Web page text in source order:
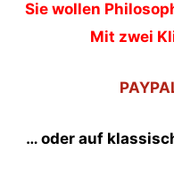
Sie wollen
Mit zwei
… oder auf